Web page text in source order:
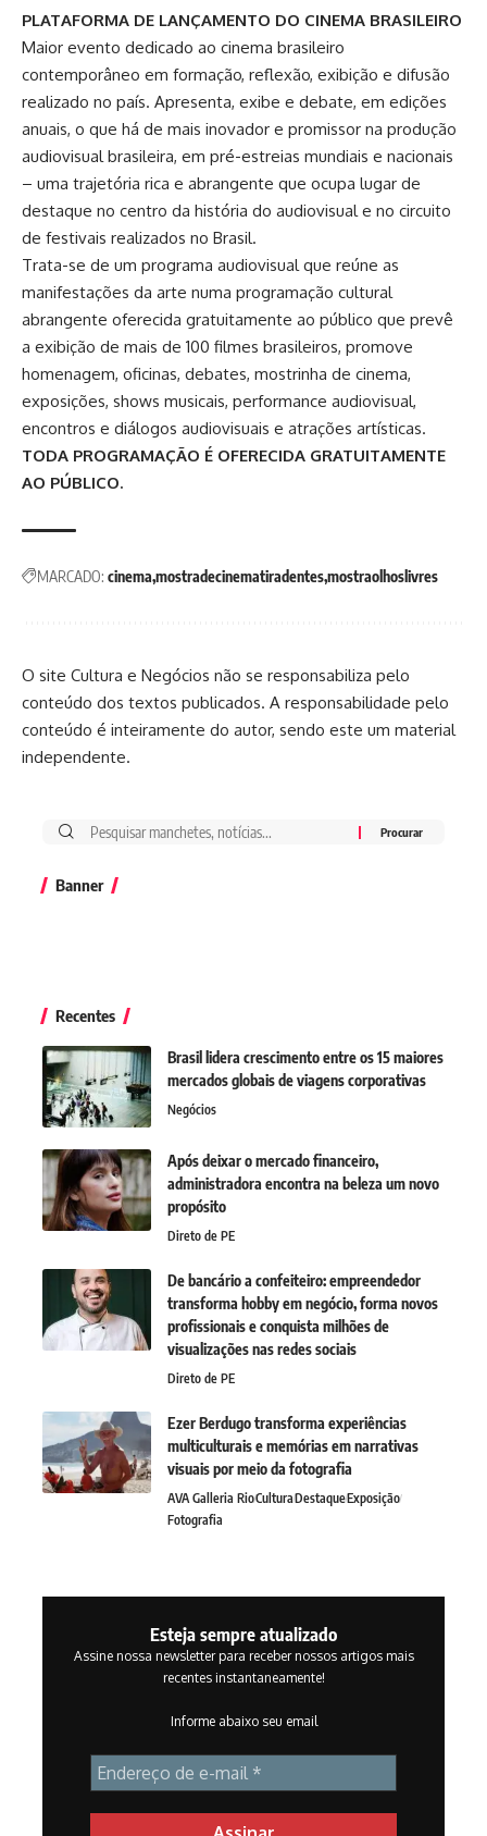
PLATAFORMA DE LANÇAMENTO DO CINEMA BRASILEIRO
Maior evento dedicado ao cinema brasileiro
contemporâneo em formação, reflexão, exibição e difusão
realizado no país. Apresenta, exibe e debate, em edições
anuais, o que há de mais inovador e promissor na produção
audiovisual brasileira, em pré-estreias mundiais e nacionais
– uma trajetória rica e abrangente que ocupa lugar de
destaque no centro da história do audiovisual e no circuito
de festivais realizados no Brasil.
Trata-se de um programa audiovisual que reúne as
manifestações da arte numa programação cultural
abrangente oferecida gratuitamente ao público que prevê
a exibição de mais de 100 filmes brasileiros, promove
homenagem, oficinas, debates, mostrinha de cinema,
exposições, shows musicais, performance audiovisual,
encontros e diálogos audiovisuais e atrações artísticas.
TODA PROGRAMAÇÃO É OFERECIDA GRATUITAMENTE
AO PÚBLICO.
MARCADO: cinema mostradecinematiradentesmostraolhoslivres
O site Cultura e Negócios não se responsabiliza pelo
conteúdo dos textos publicados. A responsabilidade pelo
conteúdo é inteiramente do autor, sendo este um material
independente.
Banner
Recentes
Brasil lidera crescimento entre os 15 maiores
mercados globais de viagens corporativas
Negócios
Após deixar o mercado financeiro,
administradora encontra na beleza um novo
propósito
Direto de PE
De bancário a confeiteiro: empreendedor
transforma hobby em negócio, forma novos
profissionais e conquista milhões de
visualizações nas redes sociais
Direto de PE
Ezer Berdugo transforma experiências
multiculturais e memórias em narrativas
visuais por meio da fotografia
AVA Galleria RioCulturaDestaqueExposição
Fotografia
Esteja sempre atualizado
Assine nossa newsletter para receber nossos artigos mais
recentes instantaneamente!
Informe abaixo seu email